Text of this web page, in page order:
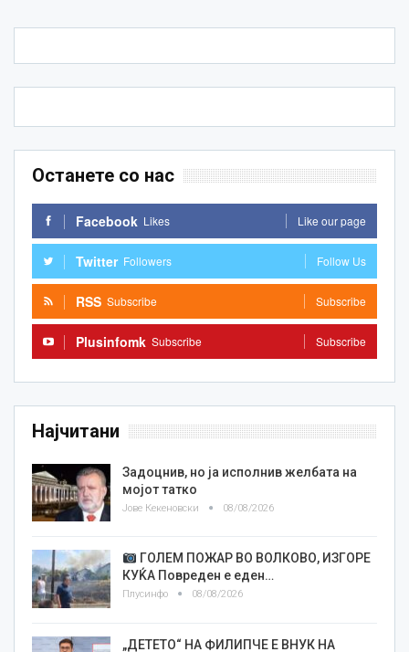
Останете со нас
Facebook Likes Like our page
Twitter Followers Follow Us
RSS Subscribe Subscribe
Plusinfomk Subscribe Subscribe
Најчитани
Задоцнив, но ја исполнив желбата на
мојот татко
Јове Кекеновски 08/08/2026
ГОЛЕМ ПОЖАР ВО ВОЛКОВО, ИЗГОРЕ
КУЌА Повреден е еден…
Плусинфо 08/08/2026
„ДЕТЕТО“ НА ФИЛИПЧЕ Е ВНУК НА